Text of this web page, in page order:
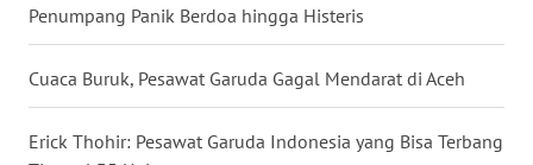
Penumpang Panik Berdoa hingga Histeris
Cuaca Buruk, Pesawat Garuda Gagal Mendarat di Aceh
Erick Thohir: Pesawat Garuda Indonesia yang Bisa Terbang
WN
KALBAR
WN